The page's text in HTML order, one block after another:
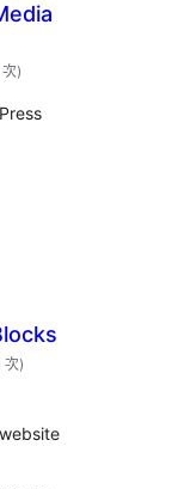
次評
分
數
)
次評
分)